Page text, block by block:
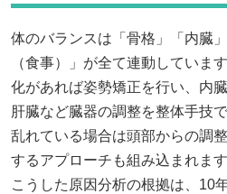
体のバランスは「骨格」「内臓
（食事）」が全て連動していま
化があれば姿勢矯正を行い、内
肝臓など臓器の調整を整体手技
乱れている場合は頭部からの調
するアプローチも組み込まれます
こうした原因分析の根拠は、10